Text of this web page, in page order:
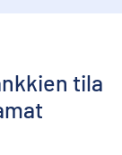
tila